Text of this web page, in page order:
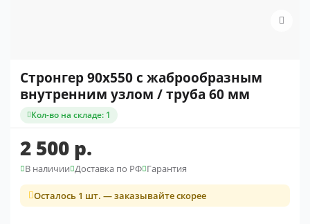
Стронгер 90x550 с жаброобразным
внутренним узлом / труба 60 мм
Кол-во на складе: 1
2 500 р.
В наличии Доставка по РФ Гарантия
Осталось 1 шт. — заказывайте скорее